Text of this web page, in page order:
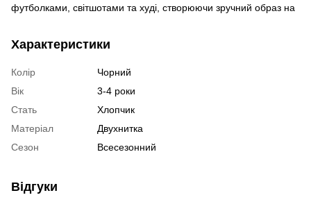
футболками, світшотами та худі, створюючи зручний образ на
Характеристики
Колір
Чорний
Вік
3-4 роки
Стать
Хлопчик
Матеріал
Двухнитка
Сезон
Всесезонний
Відгуки